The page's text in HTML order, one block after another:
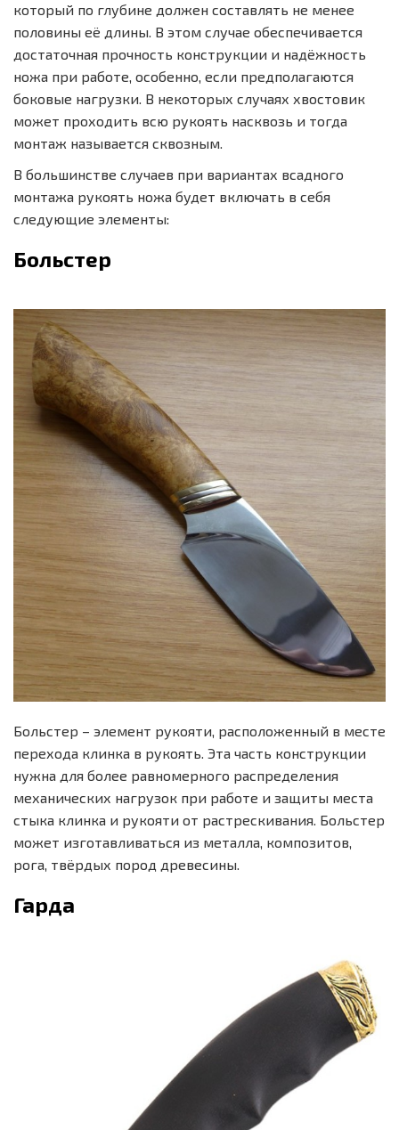
который по глубине должен составлять не менее
половины её длины. В этом случае обеспечивается
достаточная прочность конструкции и надёжность
ножа при работе, особенно, если предполагаются
боковые нагрузки. В некоторых случаях хвостовик
может проходить всю рукоять насквозь и тогда
монтаж называется сквозным.
В большинстве случаев при вариантах всадного
монтажа рукоять ножа будет включать в себя
следующие элементы:
Больстер
Больстер – элемент рукояти, расположенный в месте
перехода клинка в рукоять. Эта часть конструкции
нужна для более равномерного распределения
механических нагрузок при работе и защиты места
стыка клинка и рукояти от растрескивания. Больстер
может изготавливаться из металла, композитов,
рога, твёрдых пород древесины.
Гарда